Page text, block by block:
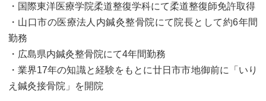
・国際東洋医療学院柔道整復学科にて柔道整復師免許取得
・山口市の医療法人内鍼灸整骨院にて院長として約6年間
勤務
・広島県内鍼灸整骨院にて4年間勤務
・業界17年の知識と経験をもとに廿日市市地御前に「いり
え鍼灸接骨院」を開院